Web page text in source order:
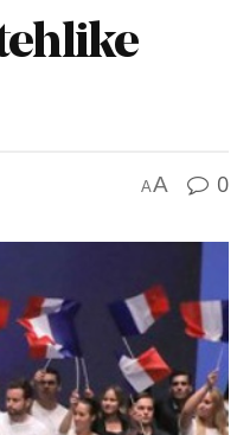
AA 0